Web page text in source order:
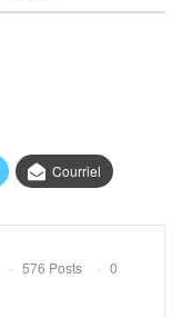
Courriel
576 Posts
0